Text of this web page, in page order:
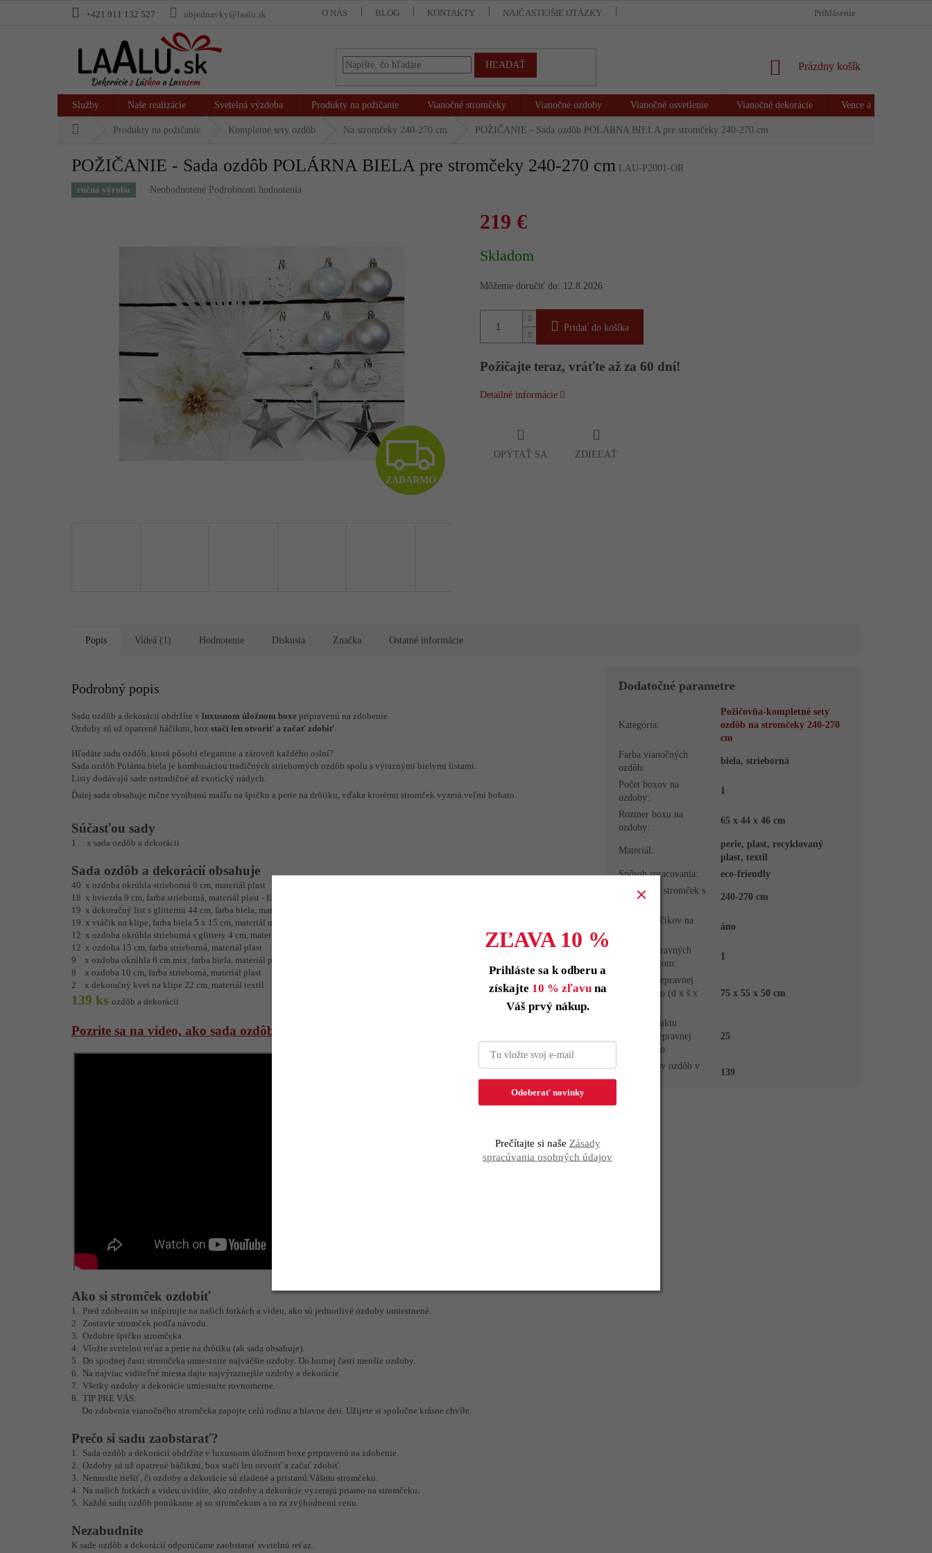
+421 911 132 527 objednavky@laalu.sk O NÁS BLOG KONTAKTY NAJČASTEJŠIE OTÁZKY VRÁTENIE TOVARU & REKLAMÁCIA
Prihlásenie
HĽADAŤ
NÁKUPNÝ
Prázdny košík
Služby Naše realizácie Svetelná výzdoba Produkty na požičanie Vianočné stromčeky Vianočné ozdoby Vianočné osvetlenie Vianočné dekorácie Vence a girlandy
Produkty na požičanie Kompletné sety ozdôb Na stromčeky 240-270 cm POŽIČANIE - Sada ozdôb POLÁRNA BIELA pre stromčeky 240-270 cm
POŽIČANIE - Sada ozdôb POLÁRNA BIELA pre stromčeky 240-270 cm LAU-P2001-OR
ručná výroba
Priemerné
hviezdičiek.
Neohodnotené Podrobnosti hodnotenia
Z
A
R
ZADARMO
219 €
cena:
Skladom
Môžeme doručiť do: 12.8.2026
Pridať do košíka
Požičajte teraz, vráťte až za 60 dní!
Detailné informácie
OPÝTAŤ SA ZDIEĽAŤ
Popis Videá (1) Hodnotenie Diskusia Značka Ostatné informácie
Podrobný popis
Sadu ozdôb a dekorácií obdržíte v luxusnom úložnom boxe pripravenú na zdobenie.
Ozdoby sú už opatrené háčikmi, box stačí len otvoriť a začať zdobiť
Hľadáte sadu ozdôb, ktorá pôsobí elegantne a zároveň každého oslní?
Sada ozdôb Polárna biela je kombináciou tradičných strieborných ozdôb spolu s výraznými bielymi listami.
Listy dodávajú sade netradičné až exotický nádych.
Ďalej sada obsahuje ručne vyrábanú mašľu na špičku a perie na drôtiku, vďaka ktorému stromček vyzerá veľmi bohato.
Súčasťou sady
1 x sada ozdôb a dekorácií
Sada ozdôb a dekorácií obsahuje
40 x ozdoba okrúhla strieborná 6 cm, materiál plast
18 x hviezda 9 cm, farba strieborná, materiál plast - ECO FRIENDLY
19 x dekoračný list s glittermi 44 cm, farba biela, materiál plast
19 x vtáčik na klipe, farba biela 5 x 15 cm, materiál umelé perie, plast, kov
12 x ozdoba okrúhla strieborná s glittery 4 cm, materiál plast
12 x ozdoba 15 cm, farba strieborná, materiál plast
9 x ozdoba okrúhla 6 cm mix, farba biela, materiál plast
8 x ozdoba 10 cm, farba strieborná, materiál plast
2 x dekoračný kvet na klipe 22 cm, materiál textil
139 ks ozdôb a dekorácií
Pozrite sa na video, ako sada ozdôb pristane Vášmu stromčeku
Ako si stromček ozdobiť
1. Pred zdobením sa inšpirujte na našich fotkách a videu, ako sú jednotlivé ozdoby umiestnené.
2. Zostavte stromček podľa návodu.
3. Ozdobte špičku stromčeka.
4. Vložte svetelnú reťaz a perie na drôtiku (ak sada obsahuje).
5. Do spodnej časti stromčeka umiestnite najväčšie ozdoby. Do hornej časti menšie ozdoby.
6. Na najviac viditeľné miesta dajte najvýraznejšie ozdoby a dekorácie.
7. Všetky ozdoby a dekorácie umiestnite rovnomerne.
8. TIP PRE VÁS:
Do zdobenia vianočného stromčeka zapojte celú rodinu a hlavne deti. Užijete si spoločne krásne chvíle.
Prečo si sadu zaobstarať?
1. Sada ozdôb a dekorácií obdržíte v luxusnom úložnom boxe pripravenú na zdobenie.
2. Ozdoby sú už opatrené háčikmi, box stačí len otvoriť a začať zdobiť.
3. Nemusíte riešiť, či ozdoby a dekorácie sú zladené a pristanú Vášmu stromčeku.
4. Na našich fotkách a videu uvidíte, ako ozdoby a dekorácie vyzerajú priamo na stromčeku.
5. Každú sadu ozdôb ponúkame aj so stromčekom a to za zvýhodnenú cenu.
Nezabudnite
K sade ozdôb a dekorácií odporúčame zaobstarať svetelnú reťaz.
Dodatočné parametre
Kategória:
Požičovňa-kompletné sety
ozdôb na stromčeky 240-270
cm
Farba vianočných
ozdôb:
biela, strieborná
Počet boxov na
ozdoby:
1
Rozmer boxu na
ozdoby:
65 x 44 x 46 cm
Materiál:
perie, plast, recyklovaný
plast, textil
Spôsob spracovania:
eco-friendly
Vhodné na stromček s
240-270 cm
Vrátane háčikov na
áno
Počet prepravných
krabíc celkom:
1
Rozmer prepravnej
krabice btto (d x š x
75 x 55 x 50 cm
Váha produktu
vrátane prepravnej
krabice btto:
25
Počet kusov ozdôb v
139
ZĽAVA 10 %
Prihláste sa k odberu a
získajte 10 % zľavuna
Váš prvý nákup.
Odoberať novinky
Prečítajte si naše Zásady
spracúvania osobných údajov